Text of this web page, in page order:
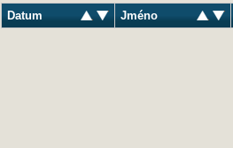
Datum Jméno